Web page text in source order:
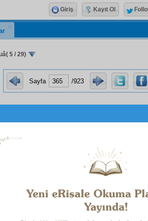
5 / 29)
Sayfa /923
سُبْحَانَهُ
Saadet
ları olan yüzerâyât-ı
tahrifat yapıyor
gibi odun yığınları altından
edilmiş gibi, biziittiham etmek
bulunan birisine (Mustafa
Giriş Kayıt Ol